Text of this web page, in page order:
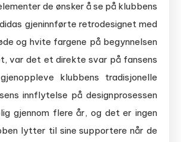
de ønsker å se på klubbens
gjeninnførte retrodesignet med
og hvite fargene på begynnelsen
var det et direkte svar på fansens
klubbens tradisjonelle
innflytelse på designprosessen
gjennom flere år, og det er ingen
lytter til sine supportere når de